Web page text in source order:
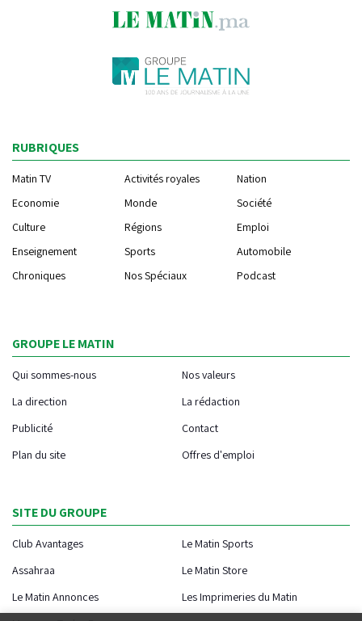
RUBRIQUES
Matin TV Activités royales
Nation
Economie
Monde
Société
Culture
Régions
Emploi
Enseignement
Sports
Automobile
Chroniques
Nos Spéciaux Podcast
GROUPE LE MATIN
Qui sommes-nous
Nos valeurs
La direction
La rédaction
Publicité
Contact
Plan du site
Offres d'emploi
SITE DU GROUPE
Club Avantages
Le Matin Sports
Assahraa
Le Matin Store
Le Matin Annonces
Les Imprimeries du Matin